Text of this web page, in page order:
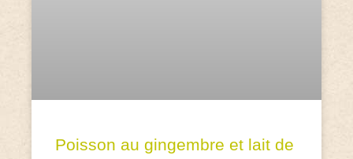
Poisson au gingembre et lait de